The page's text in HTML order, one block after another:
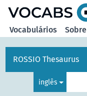
Vocabulários Sobre
ROSSIO Thesaurus
inglês